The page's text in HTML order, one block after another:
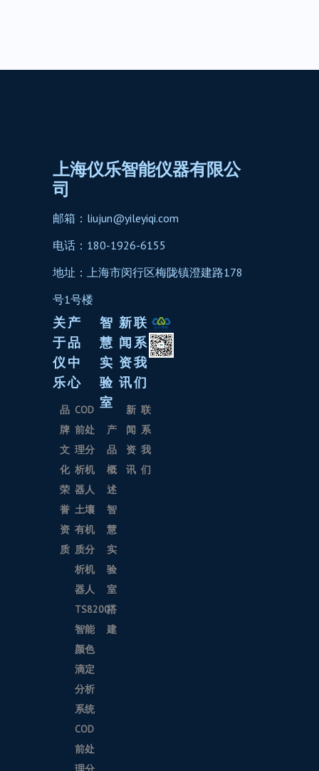
上海仪乐智能仪器有限公
司
邮箱：liujun@yileyiqi.com
电话：180-1926-6155
地址：上海市闵行区梅陇镇澄建路178
号1号楼
关
于
仪
乐
品
牌
文
化
荣
誉
资
质
产
品
中
心
COD
前处
理分
析机
器人
土壤
有机
质分
析机
器人
TS8200
智能
颜色
滴定
分析
系统
COD
前处
智
慧
实
验
室
产
品
概
述
智
慧
实
验
室
搭
建
新
闻
资
讯
新
闻
资
讯
联
系
我
们
联
系
我
们